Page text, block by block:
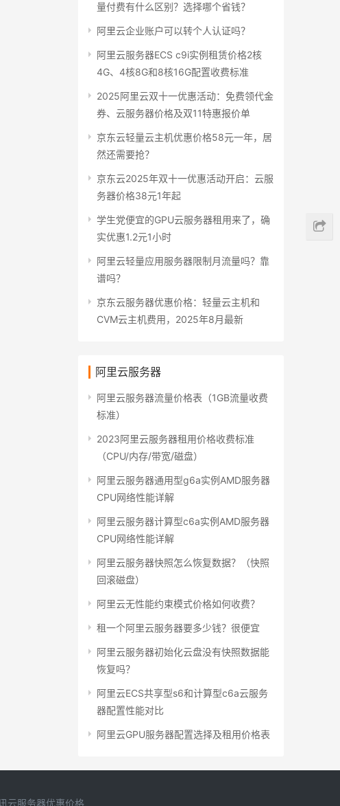
量付费有什么区别？选择哪个省钱？
阿里云企业账户可以转个人认证吗？
阿里云服务器ECS c9i实例租赁价格2核
4G、4核8G和8核16G配置收费标准
2025阿里云双十一优惠活动：免费领代金
券、云服务器价格及双11特惠报价单
京东云轻量云主机优惠价格58元一年，居
然还需要抢？
京东云2025年双十一优惠活动开启：云服
务器价格38元1年起
学生党便宜的GPU云服务器租用来了，确
实优惠1.2元1小时
阿里云轻量应用服务器限制月流量吗？靠
谱吗？
京东云服务器优惠价格：轻量云主机和
CVM云主机费用，2025年8月最新
阿里云服务器
阿里云服务器流量价格表（1GB流量收费
标准）
2023阿里云服务器租用价格收费标准
（CPU/内存/带宽/磁盘）
阿里云服务器通用型g6a实例AMD服务器
CPU网络性能详解
阿里云服务器计算型c6a实例AMD服务器
CPU网络性能详解
阿里云服务器快照怎么恢复数据？（快照
回滚磁盘）
阿里云无性能约束模式价格如何收费？
租一个阿里云服务器要多少钱？很便宜
阿里云服务器初始化云盘没有快照数据能
恢复吗？
阿里云ECS共享型s6和计算型c6a云服务
器配置性能对比
阿里云GPU服务器配置选择及租用价格表
云服务器优惠价格